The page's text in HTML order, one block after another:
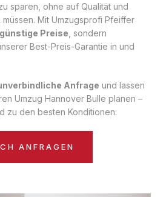
sparen, ohne auf Qualität und
Mit Umzugsprofi Pfeiffer
günstige Preise , sondern
Best-Preis-Garantie in und
Anfrage und lassen
Umzug Hannover Bulle planen –
zu den besten Konditionen:
ANFRAGEN